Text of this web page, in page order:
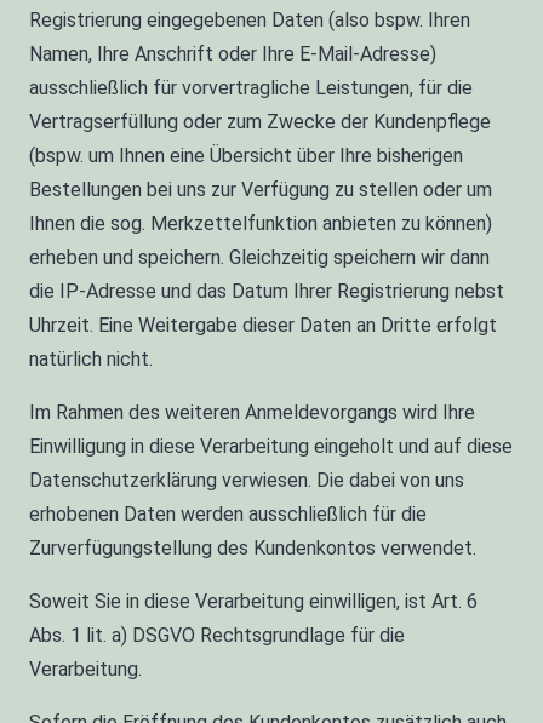
Registrierung eingegebenen Daten (also bspw. Ihren
Namen, Ihre Anschrift oder Ihre E-Mail-Adresse)
ausschließlich für vorvertragliche Leistungen, für die
Vertragserfüllung oder zum Zwecke der Kundenpflege
(bspw. um Ihnen eine Übersicht über Ihre bisherigen
Bestellungen bei uns zur Verfügung zu stellen oder um
Ihnen die sog. Merkzettelfunktion anbieten zu können)
erheben und speichern. Gleichzeitig speichern wir dann
die IP-Adresse und das Datum Ihrer Registrierung nebst
Uhrzeit. Eine Weitergabe dieser Daten an Dritte erfolgt
natürlich nicht.
Im Rahmen des weiteren Anmeldevorgangs wird Ihre
Einwilligung in diese Verarbeitung eingeholt und auf diese
Datenschutzerklärung verwiesen. Die dabei von uns
erhobenen Daten werden ausschließlich für die
Zurverfügungstellung des Kundenkontos verwendet.
Soweit Sie in diese Verarbeitung einwilligen, ist Art. 6
Abs. 1 lit. a) DSGVO Rechtsgrundlage für die
Verarbeitung.